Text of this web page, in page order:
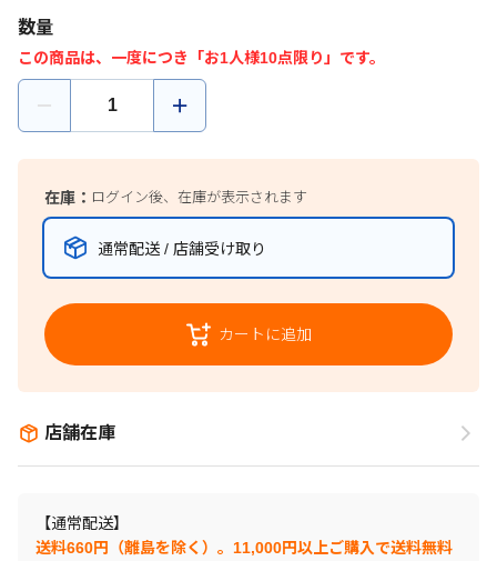
数量
この商品は、一度につき「お1人様10点限り」です。
在庫： ログイン後、在庫が表示されます
通常配送 / 店舗受け取り
カートに追加
店舗在庫
【通常配送】
送料660円（離島を除く）。11,000円以上ご購入で送料無料